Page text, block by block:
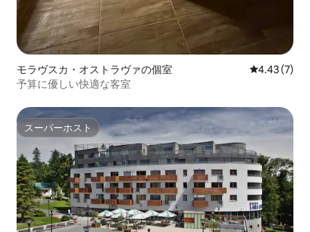
モラヴスカ・オストラヴァの個室 レビュー7
4.43 (7)
予算に優しい快適な客室
スーパーホスト
スーパーホスト